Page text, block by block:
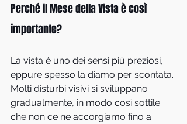
Perché il Mese della Vista è così
importante?
La vista è uno dei sensi più preziosi,
eppure spesso la diamo per scontata.
Molti disturbi visivi si sviluppano
gradualmente, in modo così sottile
che non ce ne accorgiamo fino a